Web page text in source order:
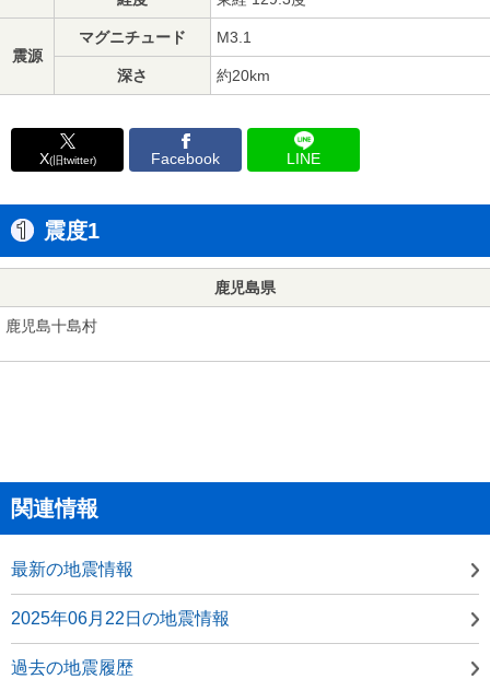
震源
マグニチュード M3.1
深さ 約20km
X(旧twitter) Facebook LINE
震度1
鹿児島県
鹿児島十島村
関連情報
最新の地震情報
2025年06月22日の地震情報
過去の地震履歴